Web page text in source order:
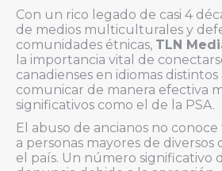
Con un rico legado de casi 4
de medios multiculturales y
comunidades étnicas, TLN
la importancia vital de
canadienses en idiomas distintos
comunicar de manera efectiva
significativos como el de la PSA.
El abuso de ancianos no
a personas mayores de
el país. Un número significativo